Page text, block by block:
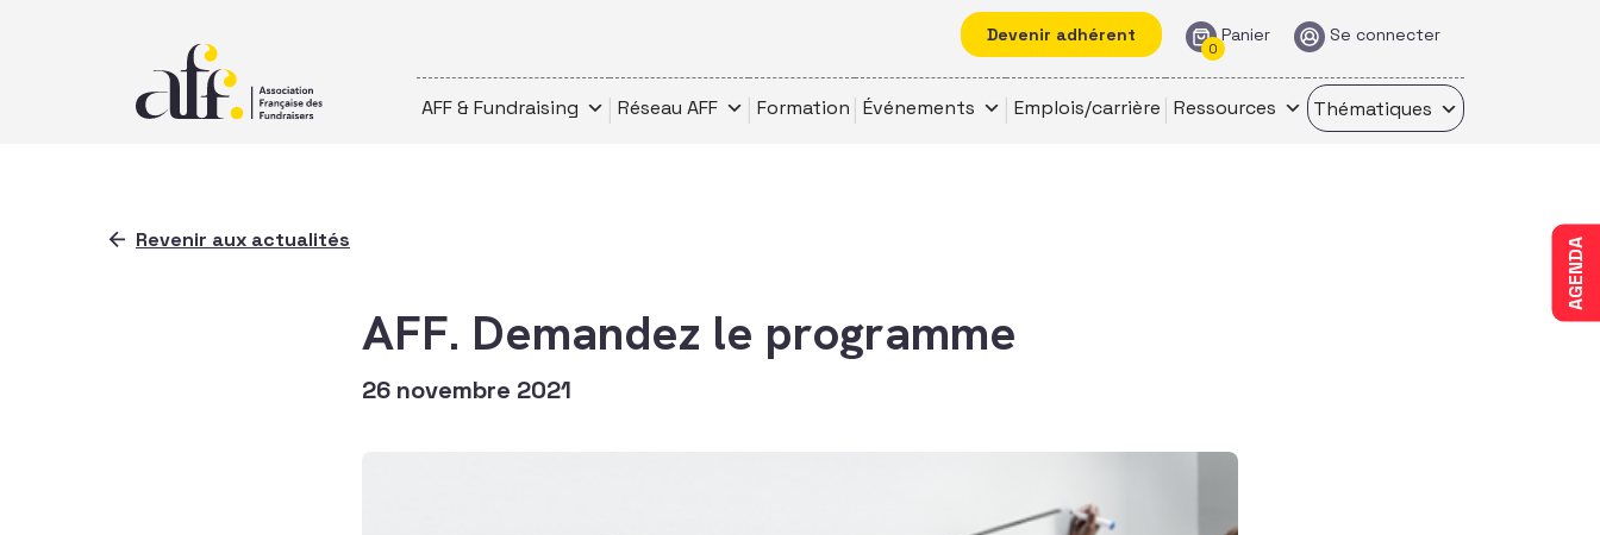
Devenir adhérent Panier
0
Se connecter
AFF & Fundraising Réseau AFF Formation Événements Emplois/carrière Ressources Thématiques
AGENDA
Revenir aux actualités
AFF. Demandez le programme
26 novembre 2021